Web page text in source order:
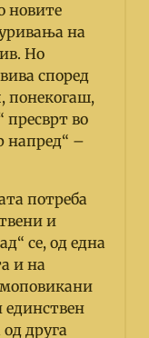
новите
на
Но
според
понекогаш,
пресврт во
напред“ –
потреба
и
се, од една
и на
единствен
друга